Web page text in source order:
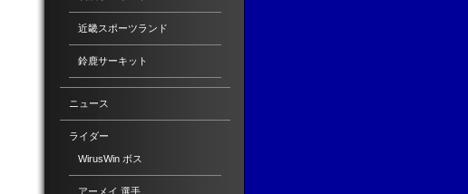
近畿スポーツランド
鈴鹿サーキット
ニュース
ライダー
WirusWin ボス
アーメイ 選手